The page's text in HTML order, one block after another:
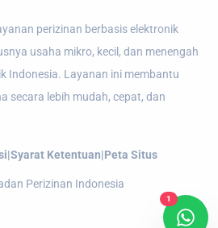
perizinan berbasis elektronik
usaha mikro, kecil, dan menengah
Indonesia. Layanan ini membantu
secara lebih mudah, cepat, dan
|Syarat Ketentuan|Peta Situs
Perizinan Indonesia
1